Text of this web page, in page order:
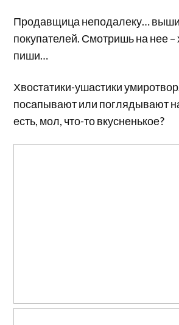
Продавщица неподалеку…
покупателей. Смотришь на нее –
пиши…
Хвостатики-ушастики
посапывают или поглядывают
есть, мол, что-то вкусненькое?